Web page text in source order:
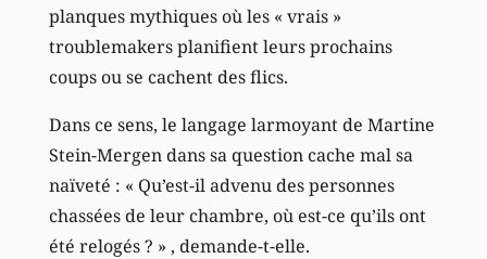
planques mythiques où les « vrais »
troublemakers planifient leurs prochains
coups ou se cachent des flics.
Dans ce sens, le langage larmoyant de Martine
Stein-Mergen dans sa question cache mal sa
naïveté : « Qu’est-il advenu des personnes
chassées de leur chambre, où est-ce qu’ils ont
été relogés ? » , demande-t-elle.